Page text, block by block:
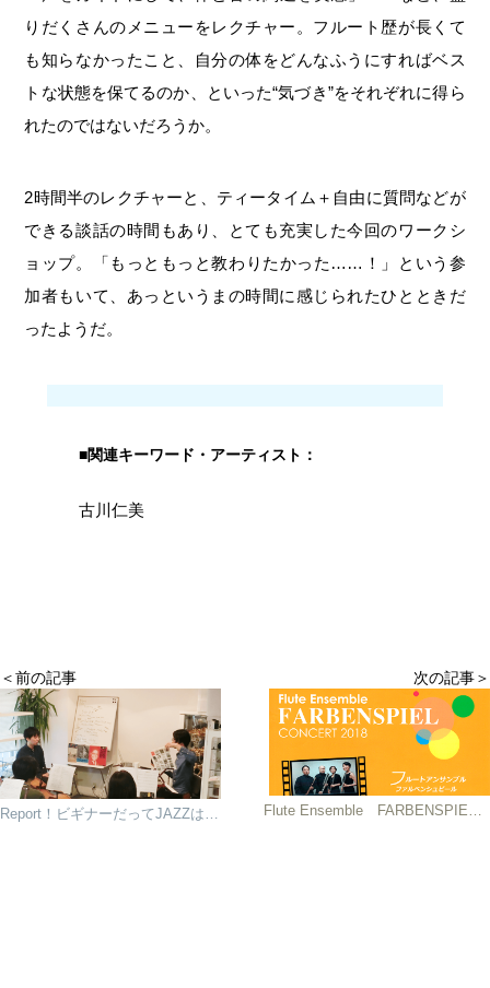
りだくさんのメニューをレクチャー。フルート歴が長くて
も知らなかったこと、自分の体をどんなふうにすればベス
トな状態を保てるのか、といった“気づき”をそれぞれに得ら
れたのではないだろうか。
2時間半のレクチャーと、ティータイム＋自由に質問などが
できる談話の時間もあり、とても充実した今回のワークシ
ョップ。「もっともっと教わりたかった……！」という参
加者もいて、あっというまの時間に感じられたひとときだ
ったようだ。
■関連キーワード・アーティスト：
古川仁美
＜前の記事
Report！ビギナーだってJAZZは吹ける！松村拓海のセッション講座
次の記事＞